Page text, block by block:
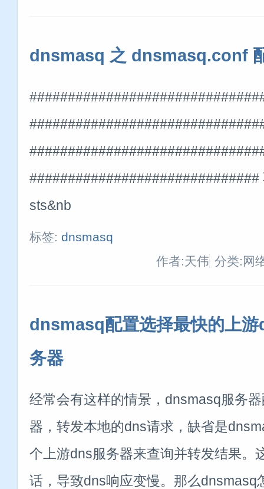
dnsmasq 之 dnsmasq.conf
##############################
sts&nb
标签: dnsmasq
作者:天伟 分类:网
dnsmasq配置选择最快的上
务器
经常会有这样的情景，dnsmasq服务
器，转发本地的dns请求，缺省是
个上游dns服务器来查询并转发结果。
话，导致dns响应变慢。那么dnsmasq